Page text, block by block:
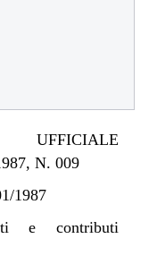
N. 009
1987
e contributi